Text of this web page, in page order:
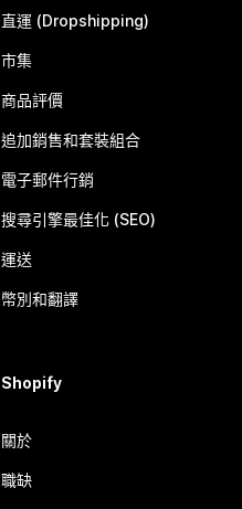
直運 (Dropshipping)
市集
商品評價
追加銷售和套裝組合
電子郵件行銷
搜尋引擎最佳化 (SEO)
運送
幣別和翻譯
Shopify
關於
職缺